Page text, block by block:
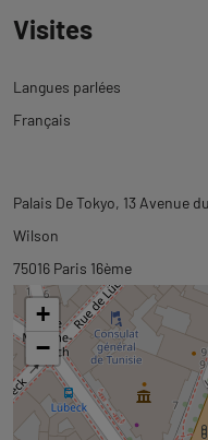
Visites
Langues parlées
Français
informations
Revenir
à
l'onglet
carte
Palais De Tokyo, 13 Avenue
Wilson
75016 Paris 16ème
+
−